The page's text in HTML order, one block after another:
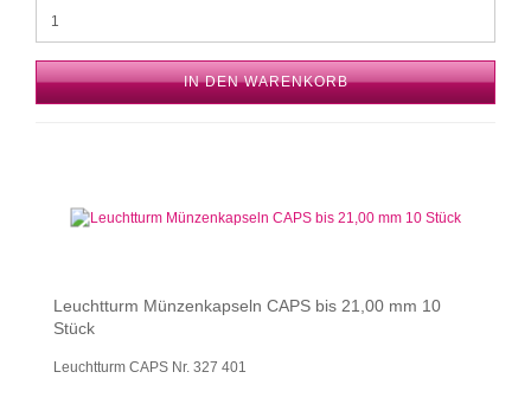
IN DEN WARENKORB
Leuchtturm Münzenkapseln CAPS bis 21,00 mm 10
Stück
Leuchtturm CAPS Nr. 327 401